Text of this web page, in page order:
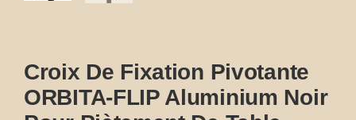
Croix De Fixation Pivotante
ORBITA-FLIP Aluminium Noir